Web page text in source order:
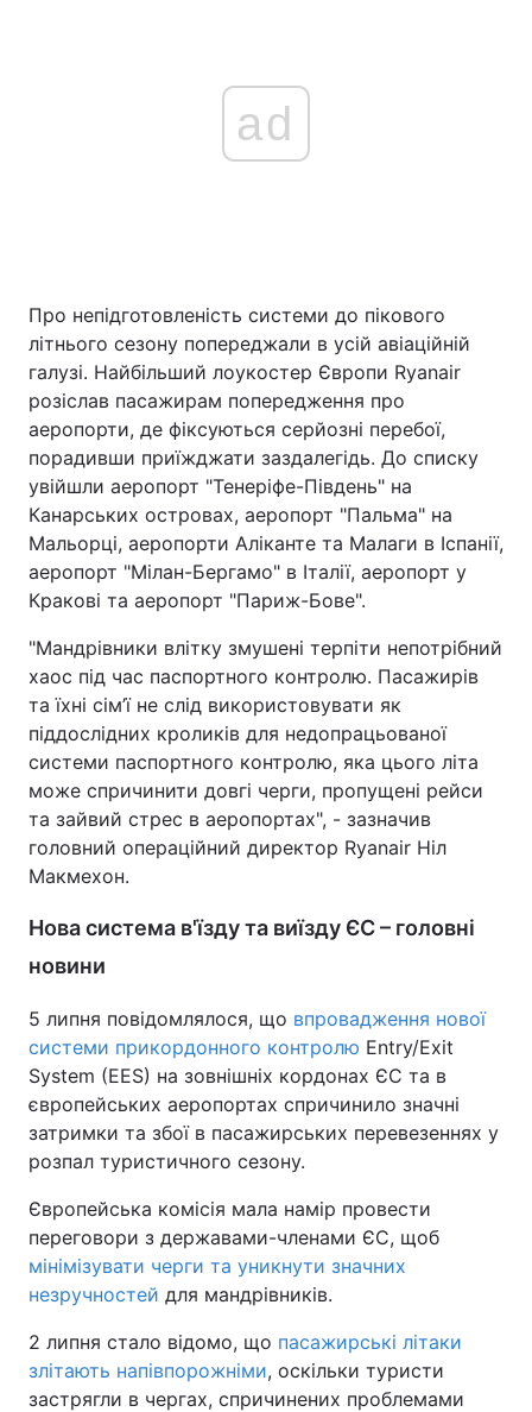
ad
Про непідготовленість системи до пікового
літнього сезону попереджали в усій авіаційній
галузі. Найбільший лоукостер Європи Ryanair
розіслав пасажирам попередження про
аеропорти, де фіксуються серйозні перебої,
порадивши приїжджати заздалегідь. До списку
увійшли аеропорт "Тенеріфе-Південь" на
Канарських островах, аеропорт "Пальма" на
Мальорці, аеропорти Аліканте та Малаги в Іспанії,
аеропорт "Мілан-Бергамо" в Італії, аеропорт у
Кракові та аеропорт "Париж-Бове".
"Мандрівники влітку змушені терпіти непотрібний
хаос під час паспортного контролю. Пасажирів
та їхні сім’ї не слід використовувати як
піддослідних кроликів для недопрацьованої
системи паспортного контролю, яка цього літа
може спричинити довгі черги, пропущені рейси
та зайвий стрес в аеропортах", - зазначив
головний операційний директор Ryanair Ніл
Макмехон.
Нова система в'їзду та виїзду ЄС – головні
новини
5 липня повідомлялося, що впровадження нової
системи прикордонного контролю Entry/Exit
System (EES) на зовнішніх кордонах ЄС та в
європейських аеропортах спричинило значні
затримки та збої в пасажирських перевезеннях у
розпал туристичного сезону.
Європейська комісія мала намір провести
переговори з державами-членами ЄС, щоб
мінімізувати черги та уникнути значних
незручностей для мандрівників.
2 липня стало відомо, що пасажирські літаки
злітають напівпорожніми, оскільки туристи
застрягли в чергах, спричинених проблемами